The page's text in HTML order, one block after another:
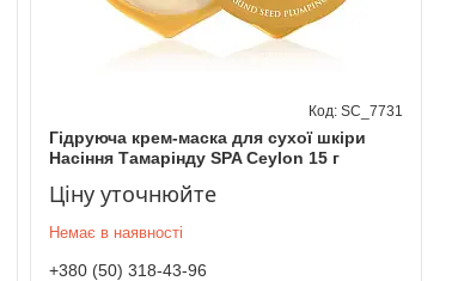
Гідруюча крем-маска для сухої шкіри
Насіння Тамарінду SPA Ceylon 15 г
SC_7731
Ціну уточнюйте
Немає в наявності
+380 (50) 318-43-96